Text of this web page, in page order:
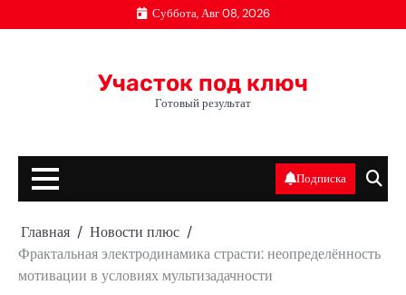
к
Суббота, Авг 08, 2026
Участок под ключ
Готовый результат
Подписка
Главная
Новости плюс
Фрактальная электродинамика страсти: неопределённость
мотивации в условиях мультизадачности